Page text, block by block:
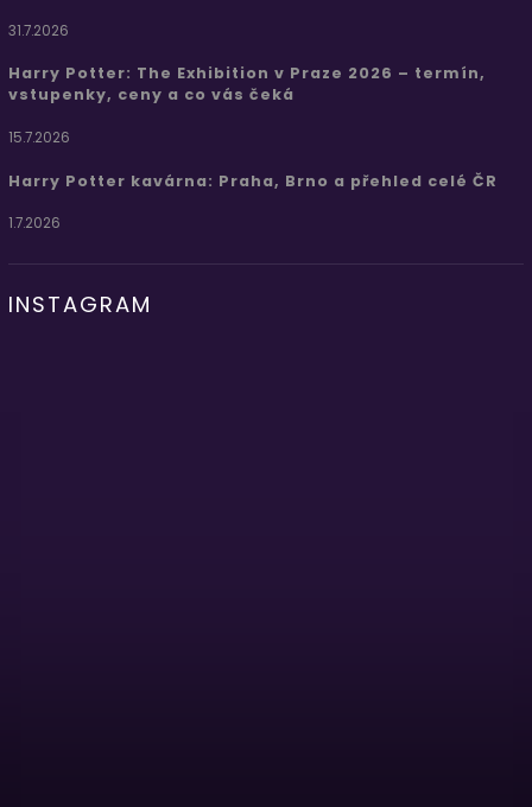
31.7.2026
Harry Potter: The Exhibition v Praze 2026 – termín,
vstupenky, ceny a co vás čeká
15.7.2026
Harry Potter kavárna: Praha, Brno a přehled celé ČR
1.7.2026
INSTAGRAM